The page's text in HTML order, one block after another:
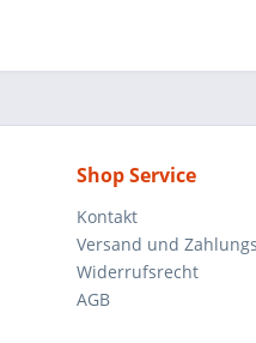
Shop Service
Kontakt
Versand und
Widerrufsrecht
AGB